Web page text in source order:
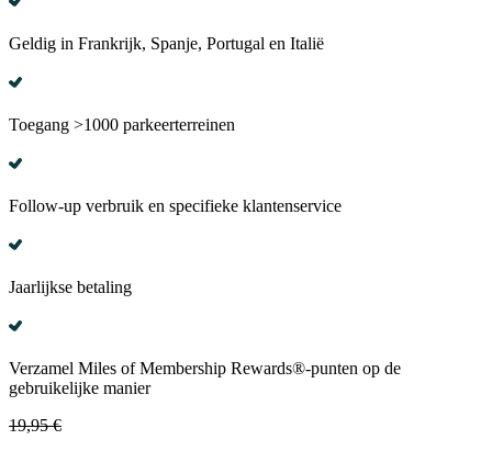
Geldig in Frankrijk, Spanje, Portugal en Italië
Toegang >1000 parkeerterreinen
Follow-up verbruik en specifieke klantenservice
Jaarlijkse betaling
Verzamel Miles of Membership Rewards®-punten op de
gebruikelijke manier
19,95 €